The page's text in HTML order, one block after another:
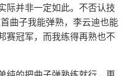
际并非一定如此。不否认技
曲子我能弹熟，李云迪也能
赛冠军，而我练得再熟也不